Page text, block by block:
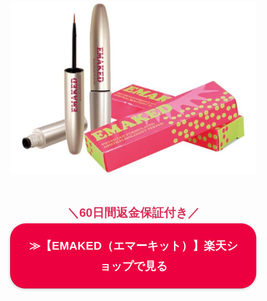
＼60日間返金保証付き／
≫【EMAKED（エマーキット）】楽天シ
ョップで見る